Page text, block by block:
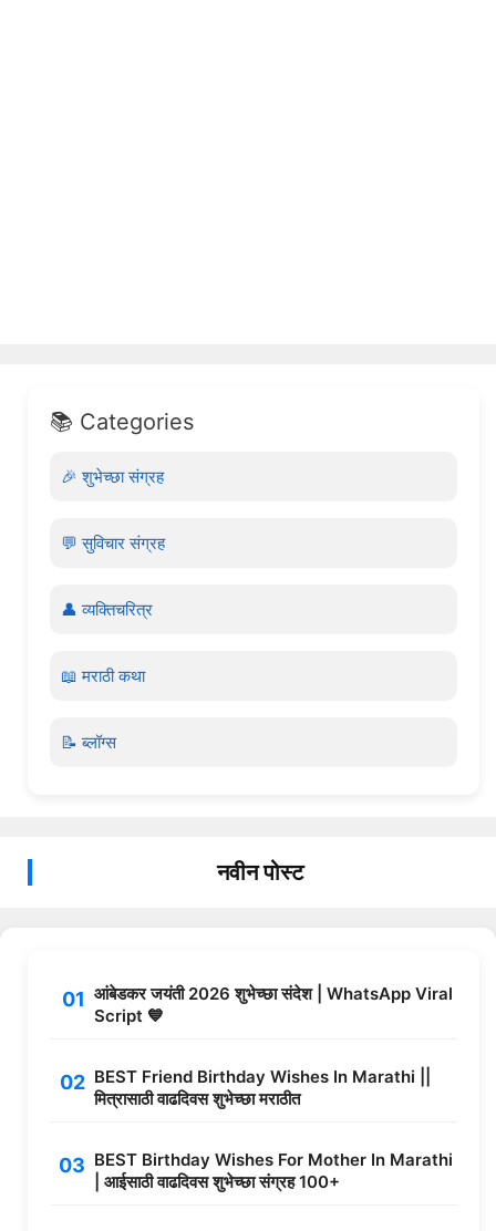
📚 Categories
🎉 शुभेच्छा संग्रह
💬 सुविचार संग्रह
👤 व्यक्तिचरित्र
📖 मराठी कथा
📝 ब्लॉग्स
नवीन पोस्ट
आंबेडकर जयंती 2026 शुभेच्छा संदेश | WhatsApp Viral
Script 💙
BEST Friend Birthday Wishes In Marathi ||
मित्रासाठी वाढदिवस शुभेच्छा मराठीत
BEST Birthday Wishes For Mother In Marathi
| आईसाठी वाढदिवस शुभेच्छा संग्रह 100+